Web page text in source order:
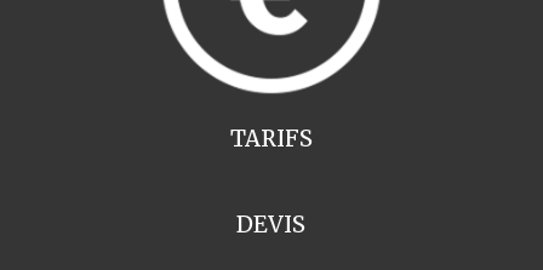
TARIFS
DEVIS